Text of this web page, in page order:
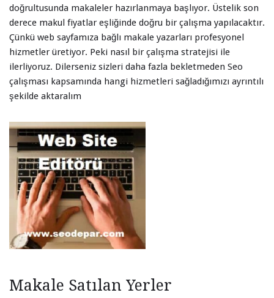
doğrultusunda makaleler hazırlanmaya başlıyor. Üstelik son
derece makul fiyatlar eşliğinde doğru bir çalışma yapılacaktır.
Çünkü web sayfamıza bağlı makale yazarları profesyonel
hizmetler üretiyor. Peki nasıl bir çalışma stratejisi ile
ilerliyoruz. Dilerseniz sizleri daha fazla bekletmeden Seo
çalışması kapsamında hangi hizmetleri sağladığımızı ayrıntılı
şekilde aktaralım
Makale Satılan Yerler